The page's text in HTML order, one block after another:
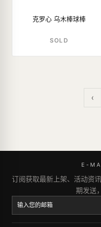
克罗心 乌木棒球棒
SOLD
‹
E-
订阅获取最新上架、活动资
期发送